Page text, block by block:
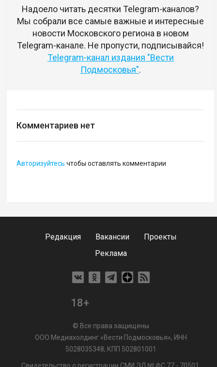
Надоело читать десятки Telegram-каналов?
Мы собрали все самые важные и интересные
новости Московского региона в новом
Telegram-канале. Не пропусти, подписывайся!
Telegram-канал издания "Вести
Подмосковья".
Комментариев нет
Авторизуйтесь чтобы оставлять комментарии
Редакция Вакансии
Проекты
Реклама
18+
© Все права защищены
ООО Медиахолдинг «Вести Подмосковья», ИНН
5028035348; КПП 502801001